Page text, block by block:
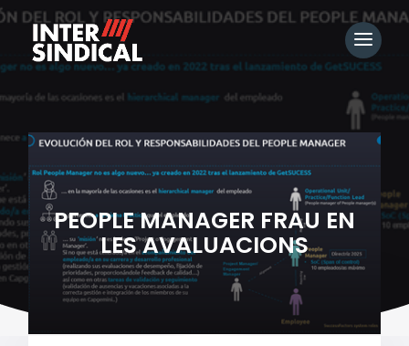
PEOPLE MANAGER FRAU EN
LES AVALUACIONS